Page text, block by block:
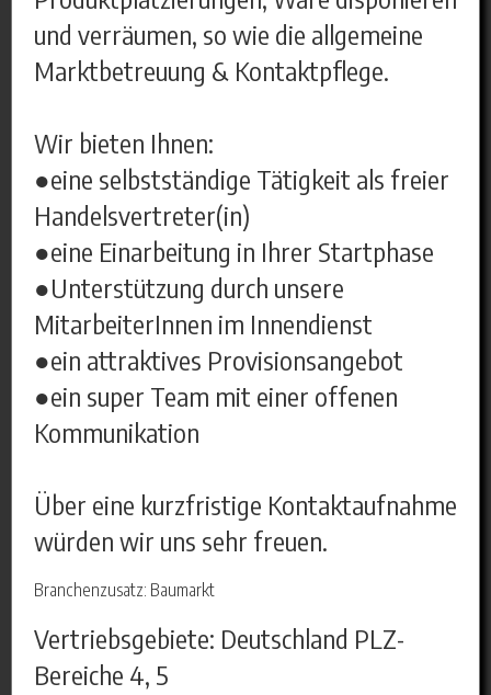
und verräumen, so wie die allgemeine
Marktbetreuung & Kontaktpflege.
Wir bieten Ihnen:
●eine selbstständige Tätigkeit als freier
Handelsvertreter(in)
●eine Einarbeitung in Ihrer Startphase
●Unterstützung durch unsere
MitarbeiterInnen im Innendienst
●ein attraktives Provisionsangebot
●ein super Team mit einer offenen
Kommunikation
Über eine kurzfristige Kontaktaufnahme
würden wir uns sehr freuen.
Branchenzusatz: Baumarkt
Vertriebsgebiete: Deutschland PLZ-
Bereiche 4, 5